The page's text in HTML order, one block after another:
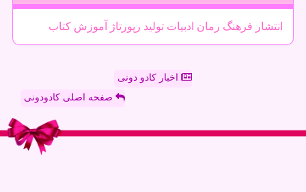
انتشار فرهنگ رمان ادبیات تولید رپورتاژ آموزش كتاب
اخبار کادو دونی
صفحه اصلی کادودونی